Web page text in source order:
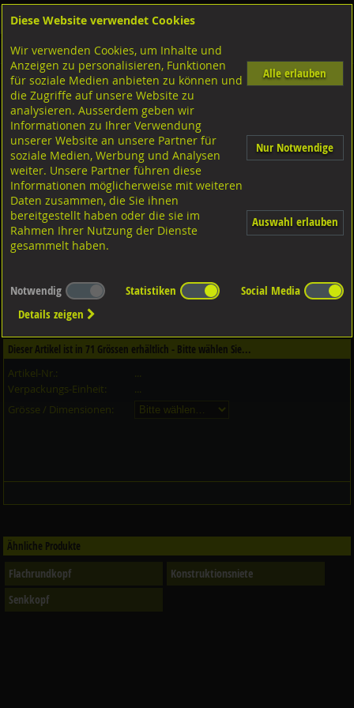
Shop Drahtstifte Drähte Nieten
HalbrundnietenStahl 36-2 blank geglüht, DIN660
Dieser Artikel ist in 4Qualitäten erhältlich - Bitte wählen Sie...
Qualität / Oberfläche
Dieser Artikel ist in 71 Grössen erhältlich - Bitte wählen Sie...
Artikel-Nr.:
...
Verpackungs-Einheit:
...
Grösse / Dimensionen:
Ähnliche Produkte
Flachrundkopf
Konstruktionsniete
Senkkopf
Diese Website verwendet Cookies
Wir verwenden Cookies, um Inhalte und
Anzeigen zu personalisieren, Funktionen
für soziale Medien anbieten zu können und
die Zugriffe auf unsere Website zu
analysieren. Ausserdem geben wir
Informationen zu Ihrer Verwendung
unserer Website an unsere Partner für
soziale Medien, Werbung und Analysen
weiter. Unsere Partner führen diese
Informationen möglicherweise mit weiteren
Daten zusammen, die Sie ihnen
bereitgestellt haben oder die sie im
Rahmen Ihrer Nutzung der Dienste
gesammelt haben.
Alle erlauben
Nur Notwendige
Auswahl erlauben
Notwendig Statistiken
Social Media
Details zeigen